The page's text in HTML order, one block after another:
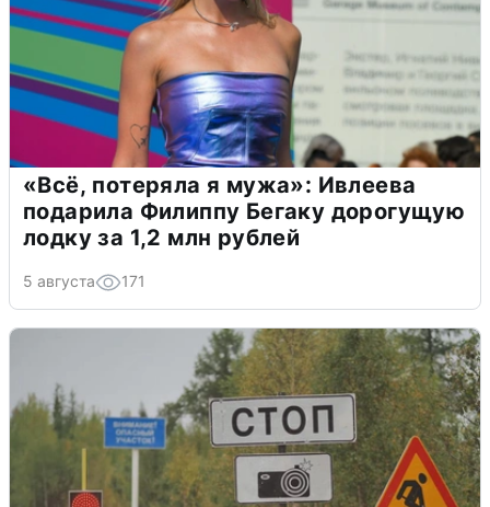
«Всё, потеряла я мужа»: Ивлеева
подарила Филиппу Бегаку дорогущую
лодку за 1,2 млн рублей
5 августа 171